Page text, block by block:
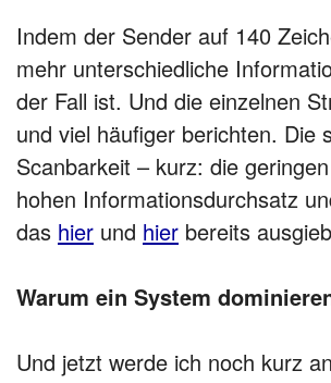
Indem der Sender auf 140
mehr unterschiedliche
der Fall ist. Und die einzelnen
und viel häufiger berichten. Die
Scanbarkeit – kurz: die
hohen Informationsdurchsatz
das hier und hier bereits
Warum ein System
Und jetzt werde ich noch kurz